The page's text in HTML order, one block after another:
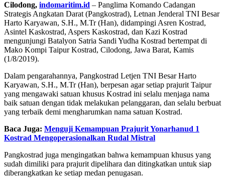
Cilodong, indomaritim.id – Panglima Komando Cadangan
Strategis Angkatan Darat (Pangkostrad), Letnan Jenderal TNI Besar
Harto Karyawan, S.H., M.Tr (Han), didampingi Asren Kostrad,
Asintel Kaskostrad, Aspers Kaskostrad, dan Kazi Kostrad
mengunjungi Batalyon Satria Sandi Yudha Kostrad bertempat di
Mako Kompi Taipur Kostrad, Cilodong, Jawa Barat, Kamis
(1/8/2019).
Dalam pengarahannya, Pangkostrad Letjen TNI Besar Harto
Karyawan, S.H., M.Tr (Han), berpesan agar setiap prajurit Taipur
yang mengawaki satuan khusus Kostrad ini selalu menjaga nama
baik satuan dengan tidak melakukan pelanggaran, dan selalu berbuat
yang terbaik demi mengharumkan nama satuan Kostrad.
Baca Juga: Menguji Kemampuan Prajurit Yonarhanud 1
Kostrad Mengoperasionalkan Rudal Mistral
Pangkostrad juga mengingatkan bahwa kemampuan khusus yang
sudah dimiliki para prajurit dipelihara dan ditingkatkan untuk siap
diberangkatkan ke setiap medan penugasan.